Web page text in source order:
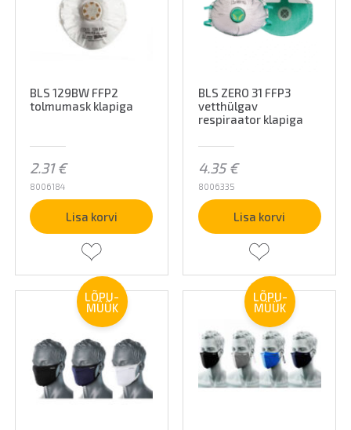
BLS 129BW FFP2
tolmumask klapiga
2.31€
8006184
Lisa korvi
BLS ZERO 31 FFP3
vetthülgav
respiraator klapiga
4.35€
8006335
Lisa korvi
LÕPU-
MÜÜK
LÕPU-
MÜÜK